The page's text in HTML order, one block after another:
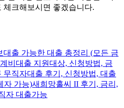
체크해보시면 좋겠습니다.
대출 가능한 대출 총정리 (모든 금
비대출 지원대상, 신청방법, 금
무직자대출 후기, 신청방법, 대출
자 가능)새희망홀씨 II 후기, 금리,
자 대출가능